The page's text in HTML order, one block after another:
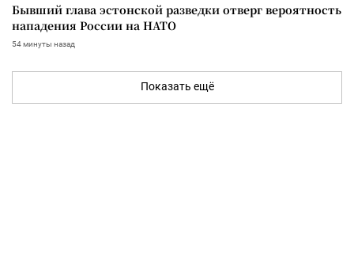
Бывший глава эстонской разведки отверг вероятность
нападения России на НАТО
54 минуты назад
Показать ещё